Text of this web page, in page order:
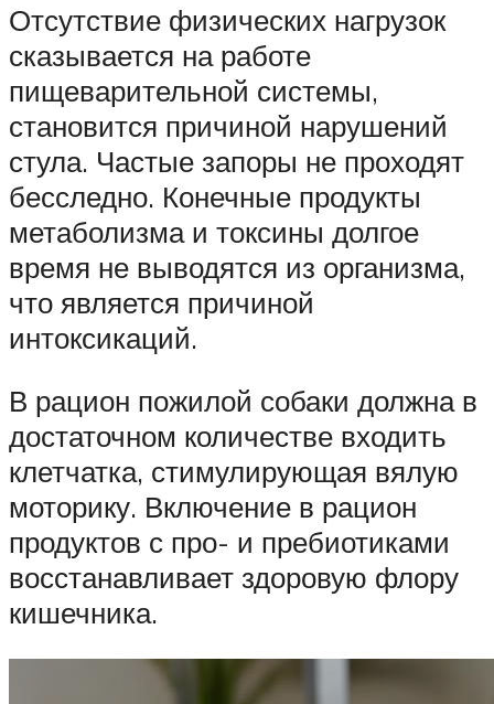
Отсутствие физических нагрузок
сказывается на работе
пищеварительной системы,
становится причиной нарушений
стула. Частые запоры не проходят
бесследно. Конечные продукты
метаболизма и токсины долгое
время не выводятся из организма,
что является причиной
интоксикаций.
В рацион пожилой собаки должна в
достаточном количестве входить
клетчатка, стимулирующая вялую
моторику. Включение в рацион
продуктов с про- и пребиотиками
восстанавливает здоровую флору
кишечника.